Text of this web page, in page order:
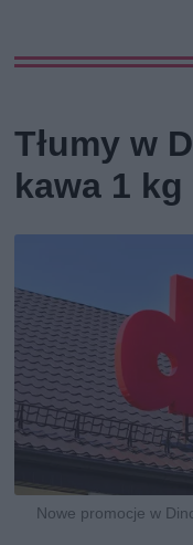
Tłumy w
kawa 1 kg
Nowe promocje w